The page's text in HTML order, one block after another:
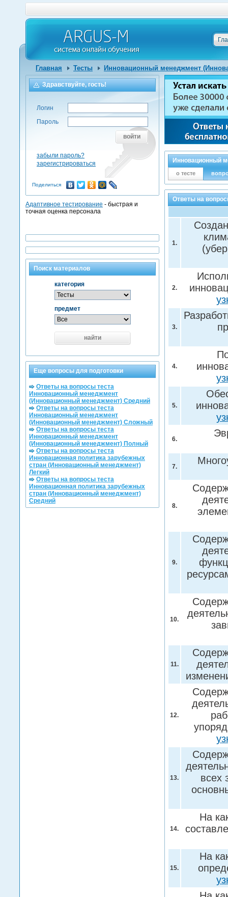
Главная Тесты Инновационный менеджмент
Инновационный
о тесте
Ответы на
1.
2.
3.
4.
5.
6.
7.
8.
9.
10.
11.
12.
13.
всех
14.
На
15.
На
Здравствуйте, гость!
Логин
Пароль
войти
забыли пароль?
зарегистрироваться
Поделиться
Адаптивное тестирование - быстрая и
точная оценка персонала
Поиск материалов
категория
предмет
найти
Еще вопросы для подготовки
Ответы на вопросы теста
Инновационный менеджмент
(Инновационный менеджмент) Средний
Ответы на вопросы теста
Инновационный менеджмент
(Инновационный менеджмент) Сложный
Ответы на вопросы теста
Инновационный менеджмент
(Инновационный менеджмент) Полный
Ответы на вопросы теста
Инновационная политика зарубежных
стран (Инновационный менеджмент)
Легкий
Ответы на вопросы теста
Инновационная политика зарубежных
стран (Инновационный менеджмент)
Средний